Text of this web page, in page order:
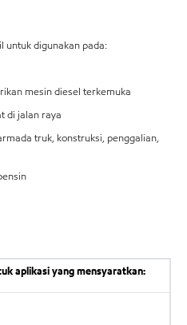
untuk digunakan pada:
mesin diesel terkemuka
di jalan raya
truk, konstruksi, penggalian,
aplikasi yang mensyaratkan: